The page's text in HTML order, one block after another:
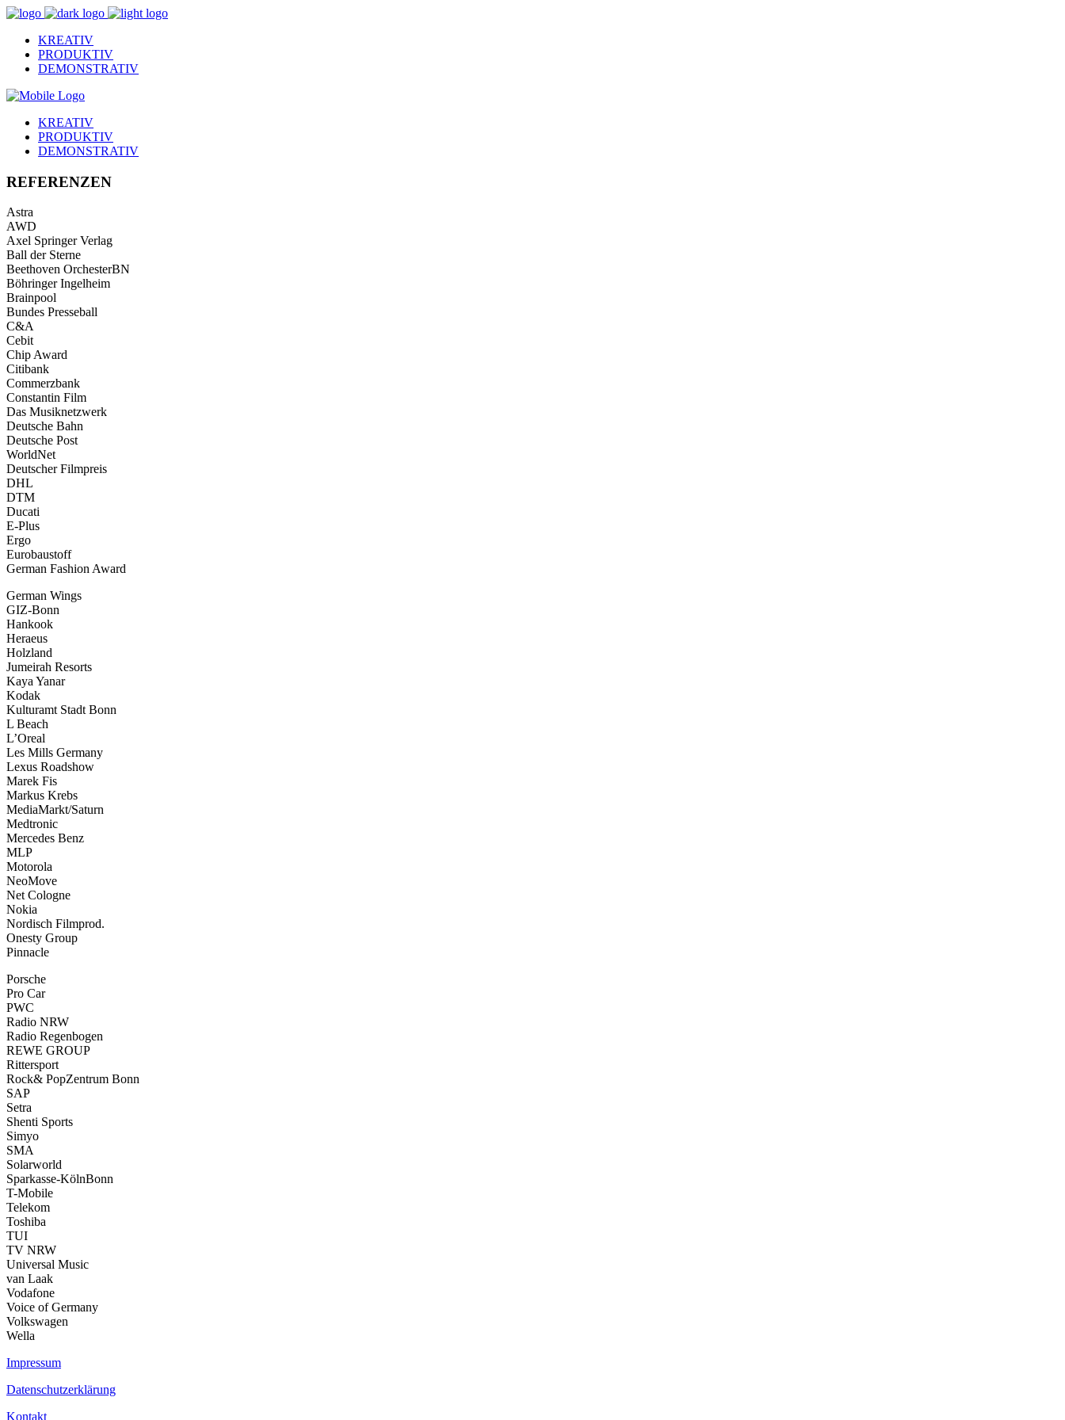
KREATIV
PRODUKTIV
DEMONSTRATIV
KREATIV
PRODUKTIV
DEMONSTRATIV
REFERENZEN
Astra
AWD
Axel Springer Verlag
Ball der Sterne
Beethoven OrchesterBN
Böhringer Ingelheim
Brainpool
Bundes Presseball
C&A
Cebit
Chip Award
Citibank
Commerzbank
Constantin Film
Das Musiknetzwerk
Deutsche Bahn
Deutsche Post
WorldNet
Deutscher Filmpreis
DHL
DTM
Ducati
E-Plus
Ergo
Eurobaustoff
German Fashion Award
German Wings
GIZ-Bonn
Hankook
Heraeus
Holzland
Jumeirah Resorts
Kaya Yanar
Kodak
Kulturamt Stadt Bonn
L Beach
L’Oreal
Les Mills Germany
Lexus Roadshow
Marek Fis
Markus Krebs
MediaMarkt/Saturn
Medtronic
Mercedes Benz
MLP
Motorola
NeoMove
Net Cologne
Nokia
Nordisch Filmprod.
Onesty Group
Pinnacle
Porsche
Pro Car
PWC
Radio NRW
Radio Regenbogen
REWE GROUP
Rittersport
Rock& PopZentrum Bonn
SAP
Setra
Shenti Sports
Simyo
SMA
Solarworld
Sparkasse-KölnBonn
T-Mobile
Telekom
Toshiba
TUI
TV NRW
Universal Music
van Laak
Vodafone
Voice of Germany
Volkswagen
Wella
Impressum
Datenschutzerklärung
Kontakt